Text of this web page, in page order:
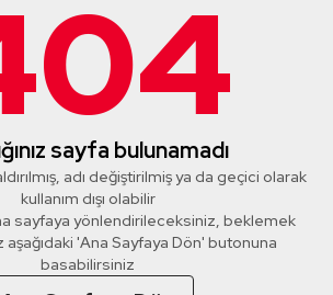
sayfa bulunamadı
adı değiştirilmiş ya da geçici olarak
kullanım dışı olabilir
sayfaya yönlendirileceksiniz, beklemek
aşağıdaki 'Ana Sayfaya Dön' butonuna
basabilirsiniz